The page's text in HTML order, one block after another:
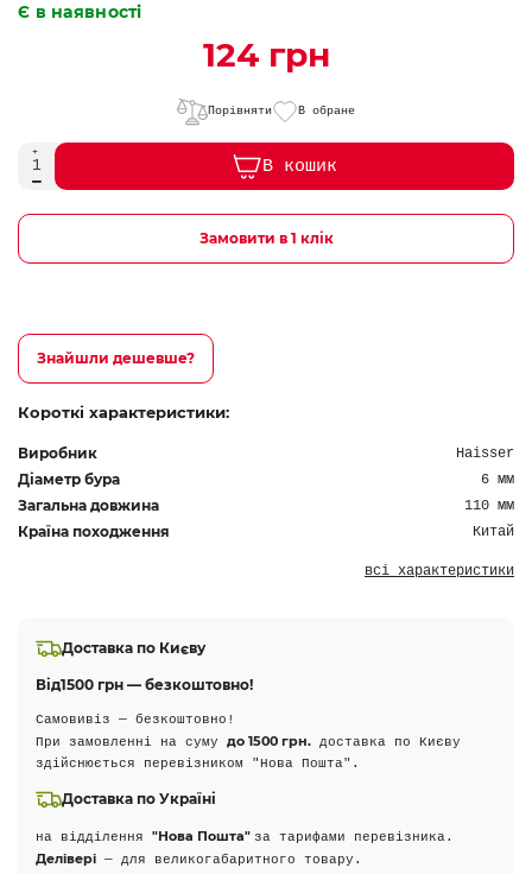
Є в наявності
124 грн
Порівняти В обране
В кошик
Замовити в 1 клік
Знайшли дешевше?
Короткі характеристики:
Виробник Haisser
Діаметр бура 6 мм
Загальна довжина 110 мм
Країна походження Китай
всі характеристики
Доставка по Києву
Від1500 грн — безкоштовно!
Самовивіз — безкоштовно!
При замовленні на суму до 1500 грн. доставка по Києву
здійснюється перевізником "Нова Пошта".
Доставка по Україні
на відділення "Нова Пошта" за тарифами перевізника.
Делівері — для великогабаритного товару.